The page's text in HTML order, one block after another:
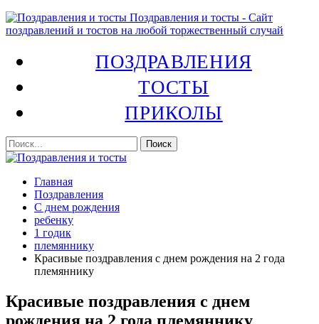
Поздравления и тосты - Сайт
поздравлений и тостов на любой торжественный случай
ПОЗДРАВЛЕНИЯ
ТОСТЫ
ПРИКОЛЫ
Главная
Поздравления
С днем рождения
ребенку
1 годик
племяннику
Красивые поздравления с днем рождения на 2 года
племяннику
Красивые поздравления с днем